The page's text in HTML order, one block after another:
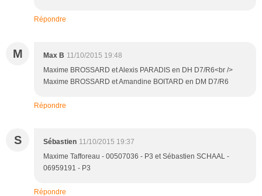
Répondre
M Max B 11/10/2015 19:48
Maxime BROSSARD et Alexis PARADIS en DH D7/R6<br />
Maxime BROSSARD et Amandine BOITARD en DM D7/R6
Répondre
S Sébastien 11/10/2015 19:37
Maxime Tafforeau - 00507036 - P3 et Sébastien SCHAAL -
06959191 - P3
Répondre